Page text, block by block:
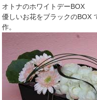
オトナのホワイトデーBOX
優しいお花をブラックの
作。